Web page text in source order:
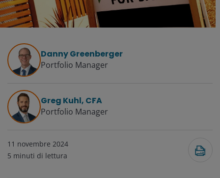
Danny Greenberger
Portfolio Manager
Greg Kuhl, CFA
Portfolio Manager
11 novembre 2024
5 minuti di lettura